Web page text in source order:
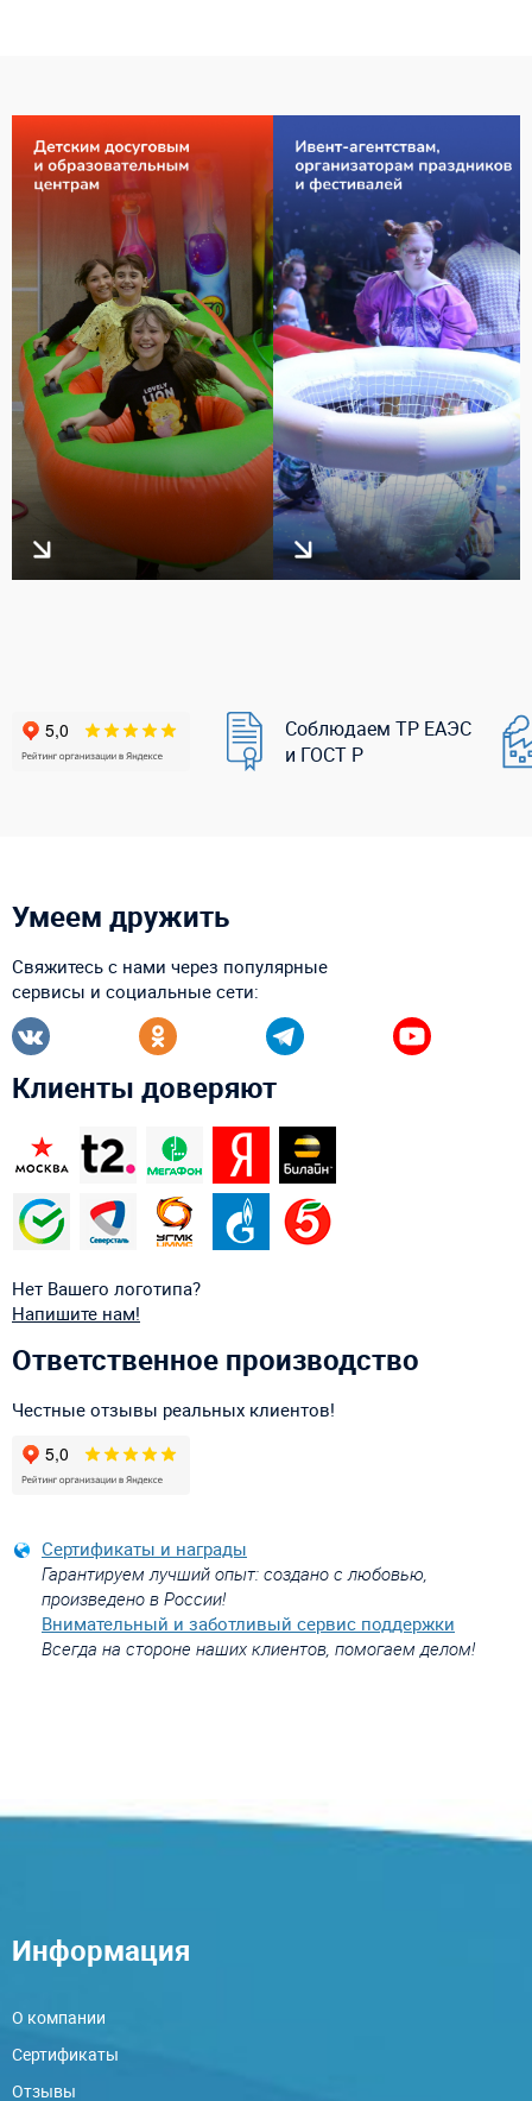
Соблюдаем ТР ЕАЭС
и ГОСТ Р
Умеем дружить
Свяжитесь с нами через популярные
сервисы и социальные сети:
Клиенты доверяют
Нет Вашего логотипа?
Напишите нам!
Ответственное производство
Честные отзывы реальных клиентов!
Сертификаты и награды
Гарантируем лучший опыт: создано с любовью,
произведено в России!
Внимательный и заботливый сервис поддержки
Всегда на стороне наших клиентов, помогаем делом!
Информация
О компании
Сертификаты
Отзывы